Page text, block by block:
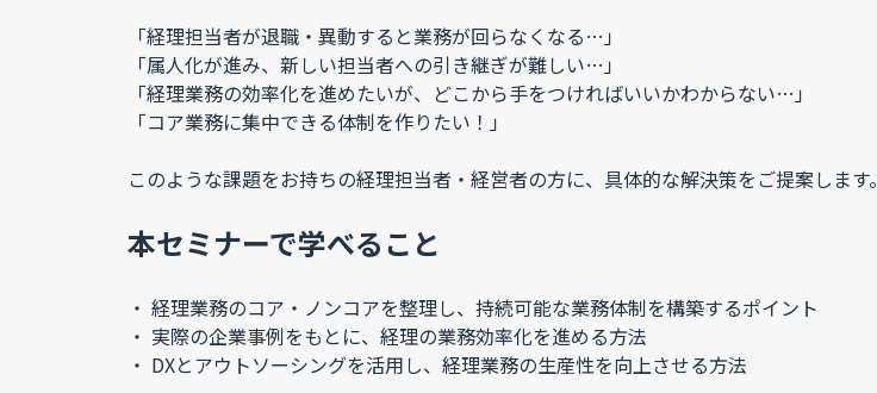
「経理担当者が退職・異動すると業務が回らなくなる…」
「属人化が進み、新しい担当者への引き継ぎが難しい…」
「経理業務の効率化を進めたいが、どこから手をつければいいかわからない…」
「コア業務に集中できる体制を作りたい！」
このような課題をお持ちの経理担当者・経営者の方に、具体的な解決策をご提案します。
本セミナーで学べること
・ 経理業務のコア・ノンコアを整理し、持続可能な業務体制を構築するポイント
・ 実際の企業事例をもとに、経理の業務効率化を進める方法
・ DXとアウトソーシングを活用し、経理業務の生産性を向上させる方法